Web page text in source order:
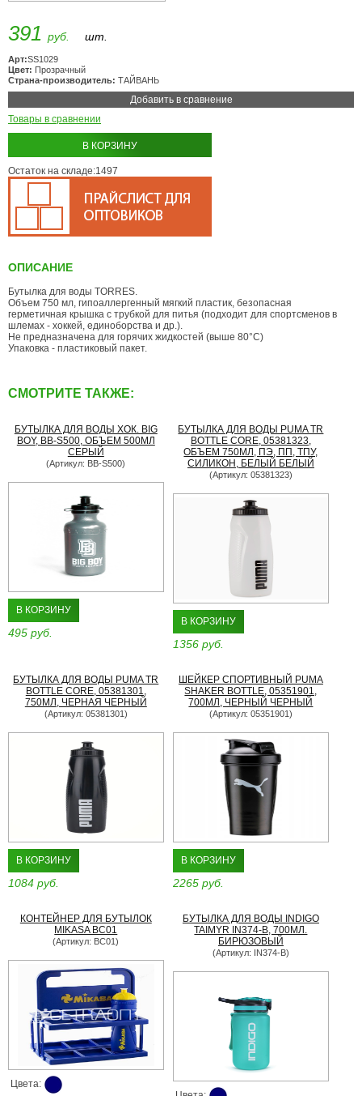
391 руб. шт.
Арт:SS1029
Цвет: Прозрачный
Страна-производитель: ТАЙВАНЬ
Добавить в сравнение
Товары в сравнении
В КОРЗИНУ
Остаток на складе:1497
ОПИСАНИЕ
Бутылка для воды TORRES.
Объем 750 мл, гипоаллергенный мягкий пластик, безопасная
герметичная крышка с трубкой для питья (подходит для спортсменов в
шлемах - хоккей, единоборства и др.).
Не предназначена для горячих жидкостей (выше 80°С)
Упаковка - пластиковый пакет.
СМОТРИТЕ ТАКЖЕ:
БУТЫЛКА ДЛЯ ВОДЫ ХОК. BIG
BOY, BB-S500, ОБЪЕМ 500МЛ
СЕРЫЙ
(Артикул: BB-S500)
В КОРЗИНУ
495 руб.
БУТЫЛКА ДЛЯ ВОДЫ PUMA TR
BOTTLE CORE, 05381323,
ОБЪЕМ 750МЛ, ПЭ, ПП, ТПУ,
СИЛИКОН, БЕЛЫЙ БЕЛЫЙ
(Артикул: 05381323)
В КОРЗИНУ
1356 руб.
БУТЫЛКА ДЛЯ ВОДЫ PUMA TR
BOTTLE CORE, 05381301,
750МЛ, ЧЕРНАЯ ЧЕРНЫЙ
(Артикул: 05381301)
В КОРЗИНУ
1084 руб.
ШЕЙКЕР СПОРТИВНЫЙ PUMA
SHAKER BOTTLE, 05351901,
700МЛ, ЧЕРНЫЙ ЧЕРНЫЙ
(Артикул: 05351901)
В КОРЗИНУ
2265 руб.
КОНТЕЙНЕР ДЛЯ БУТЫЛОК
MIKASA BC01
(Артикул: BC01)
Цвета:
БУТЫЛКА ДЛЯ ВОДЫ INDIGO
TAIMYR IN374-B, 700МЛ.
БИРЮЗОВЫЙ
(Артикул: IN374-B)